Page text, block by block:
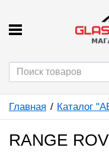
Главная Каталог
RANGE